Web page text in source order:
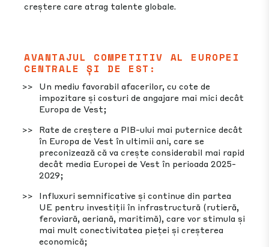
creștere care atrag talente globale.
AVANTAJUL COMPETITIV AL EUROPEI
CENTRALE ȘI DE EST:
Un mediu favorabil afacerilor, cu cote de
impozitare și costuri de angajare mai mici decât
Europa de Vest;
Rate de creștere a PIB-ului mai puternice decât
în Europa de Vest în ultimii ani, care se
preconizează că va crește considerabil mai rapid
decât media Europei de Vest în perioada 2025-
2029;
Influxuri semnificative și continue din partea
UE pentru investiții în infrastructură (rutieră,
feroviară, aeriană, maritimă), care vor stimula și
mai mult conectivitatea pieței și creșterea
economică;